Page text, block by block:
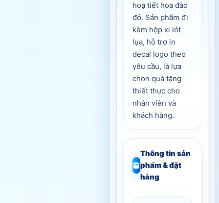
hoạ tiết hoa đào
đỏ. Sản phẩm đi
kèm hộp xi lót
lụa, hỗ trợ in
decal logo theo
yêu cầu, là lựa
chọn quà tặng
thiết thực cho
nhân viên và
khách hàng.
Thông tin sản
phẩm & đặt
hàng